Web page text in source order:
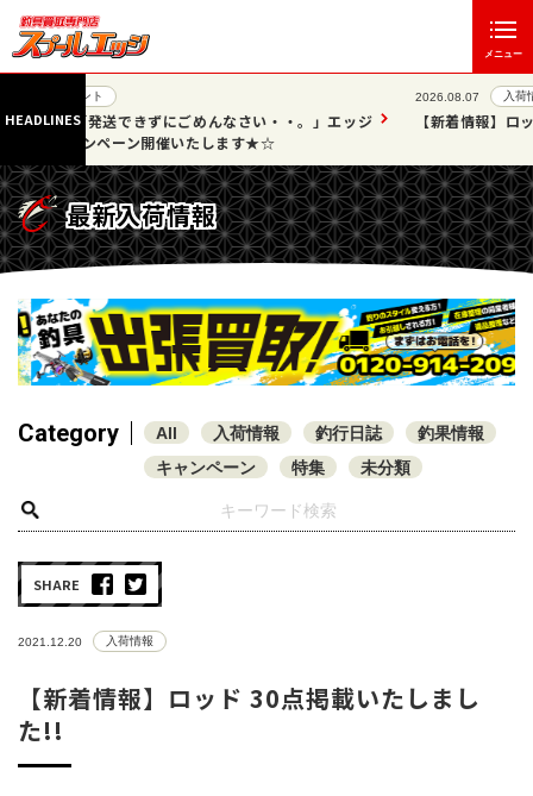
メニュー
HEADLINES
」エッジ
2026.08.07
【新着情報】ロッド・小物など 35点掲載いたしました!!
最新入荷情報
Category All 入荷情報 釣行日誌
釣果情報
キャンペーン
特集 未分類
SHARE
2021.12.20 入荷情報
【新着情報】ロッド 30点掲載いたしまし
た!!